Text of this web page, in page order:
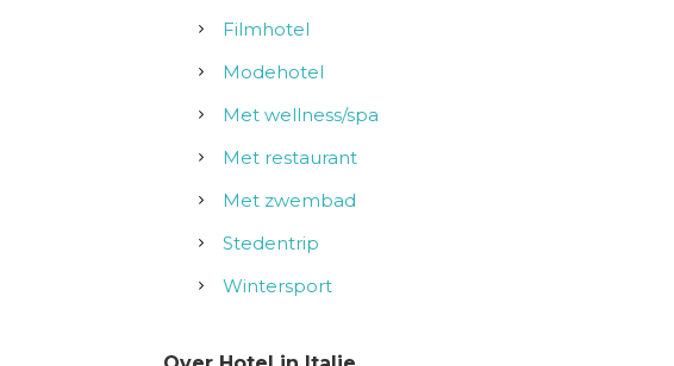
Filmhotel
Modehotel
Met wellness/spa
Met restaurant
Met zwembad
Stedentrip
Wintersport